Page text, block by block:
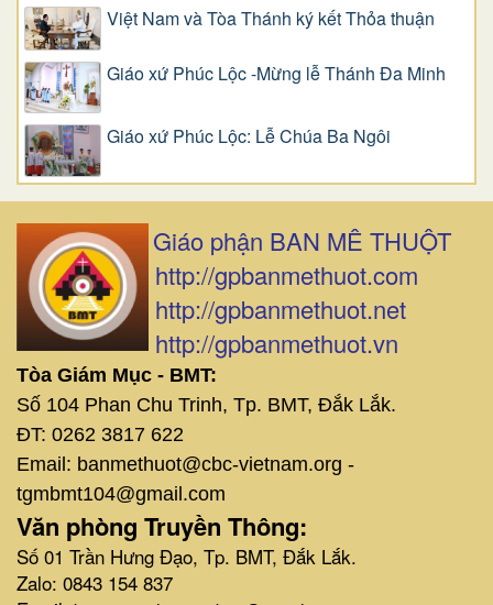
Việt Nam và Tòa Thánh ký kết Thỏa thuận
Giáo xứ Phúc Lộc -Mừng lễ Thánh Đa Minh
Giáo xứ Phúc Lộc: Lễ Chúa Ba Ngôi
Giáo phận BAN MÊ THUỘT
http://gpbanmethuot.com
http://gpbanmethuot.net
http://gpbanmethuot.vn
Tòa Giám Mục - BMT:
Số 104 Phan Chu Trinh, Tp. BMT, Đắk Lắk.
ĐT: 0262 3817 622
Email: banmethuot@cbc-vietnam.org -
tgmbmt104@gmail.com
Văn phòng Truyền Thông:
Số 01 Trần Hưng Đạo, Tp. BMT, Đắk Lắk.
Zalo: 0843 154 837